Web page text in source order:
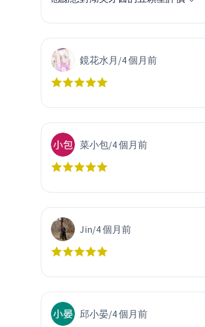
鏡花水月 /4 個月前
菜小包/4 個月前
Jin/4 個月前
邱小晏/4 個月前